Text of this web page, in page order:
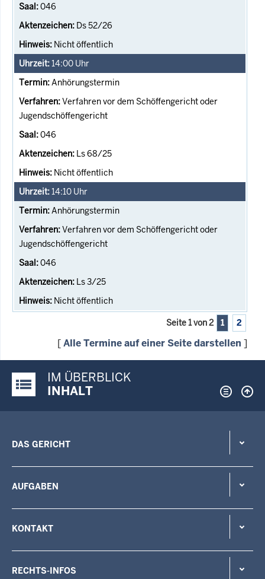
046
Ds 52/26
Nicht öffentlich
14:00 Uhr
Anhörungstermin
Verfahren vor dem Schöffengericht oder
Jugendschöffengericht
046
Ls 68/25
Nicht öffentlich
14:10 Uhr
Anhörungstermin
Verfahren vor dem Schöffengericht oder
Jugendschöffengericht
046
Ls 3/25
Nicht öffentlich
Seite 1 von 2 1 2
[Alle Termine auf einer Seite darstellen ]
Justiz-Portal im Überblick:
IM ÜBERBLICK
INHALT
DAS GERICHT
AUFGABEN
KONTAKT
RECHTS-INFOS